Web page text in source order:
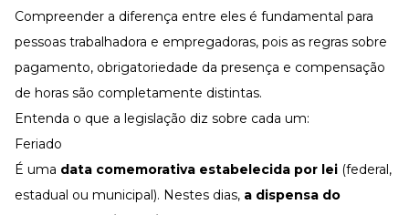
Compreender a diferença entre eles é fundamental para
pessoas trabalhadora e empregadoras, pois as regras sobre
pagamento, obrigatoriedade da presença e compensação
de horas são completamente distintas.
Entenda o que a legislação diz sobre cada um:
Feriado
É uma data comemorativa estabelecida por lei (federal,
estadual ou municipal). Nestes dias, a dispensa do